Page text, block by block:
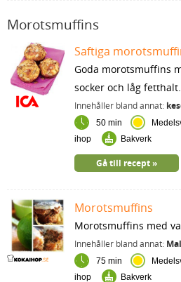
Morotsmuffins
Saftiga
Goda morotsmuffins
socker och låg fetthalt.
Innehåller bland annat:
50 min
ihop
Bakverk
Gå till recept
Morotsmuffins
Morotsmuffins med
Innehåller bland annat:
75 min
ihop
Bakverk